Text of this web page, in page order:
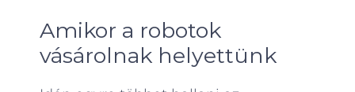
Amikor a robotok
vásárolnak helyettünk